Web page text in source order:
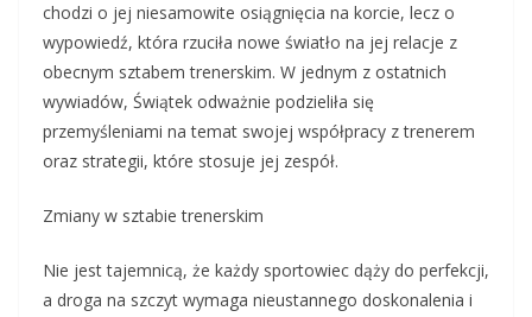
chodzi o jej niesamowite osiągnięcia na korcie, lecz o
wypowiedź, która rzuciła nowe światło na jej relacje z
obecnym sztabem trenerskim. W jednym z ostatnich
wywiadów, Świątek odważnie podzieliła się
przemyśleniami na temat swojej współpracy z trenerem
oraz strategii, które stosuje jej zespół.
Zmiany w sztabie trenerskim
Nie jest tajemnicą, że każdy sportowiec dąży do perfekcji,
a droga na szczyt wymaga nieustannego doskonalenia i